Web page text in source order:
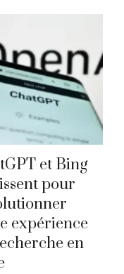
et Bing
pour
expérience
en